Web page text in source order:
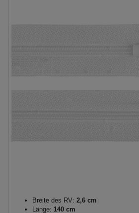
Breite des RV: 2,6 cm
Länge: 140 cm